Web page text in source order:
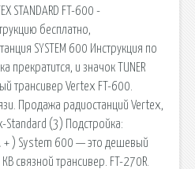
STANDARD FT-600 -
бесплатно,
SYSTEM 600 Инструкция по
прекратится, и значок TUNER
трансивер Vertex FT-600.
Продажа радиостанций Vertex,
Standard (3) Подстройка:
+ ) System 600 — это дешевый
связной трансивер. FT-270R.